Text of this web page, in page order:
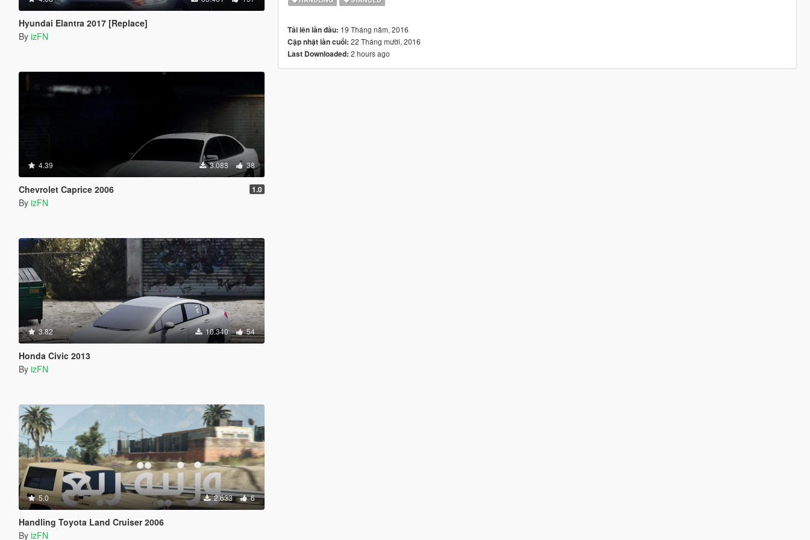
Hyundai Elantra 2017 [Replace]
By izFN
4.39 3.088 38
Chevrolet Caprice 2006 1.0
By izFN
3.82 10.340 54
Honda Civic 2013
By izFN
5.0 2.633 6
Handling Toyota Land Cruiser 2006
By izFN
Tải lên lần đầu: 19 Tháng năm, 2016
Cập nhật lần cuối: 22 Tháng mười, 2016
Last Downloaded: 2 hours ago